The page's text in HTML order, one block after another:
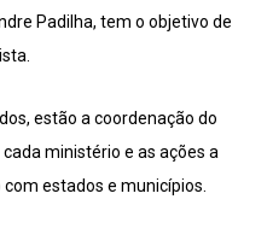
Padilha, tem o objetivo de
estão a coordenação do
ministério e as ações a
estados e municípios.